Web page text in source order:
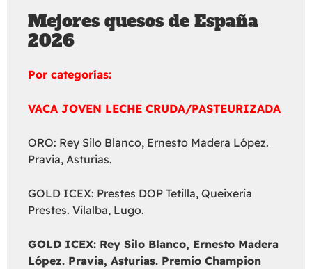
Mejores quesos de España
2026
Por categorías:
VACA JOVEN LECHE CRUDA/PASTEURIZADA
ORO: Rey Silo Blanco, Ernesto Madera López.
Pravia, Asturias.
GOLD ICEX: Prestes DOP Tetilla, Queixería
Prestes. Vilalba, Lugo.
GOLD ICEX: Rey Silo Blanco, Ernesto Madera
López. Pravia, Asturias. Premio Champion